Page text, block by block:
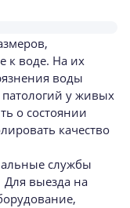
к воде. На их
воды
у живых
о состоянии
качество
службы
Для выезда на